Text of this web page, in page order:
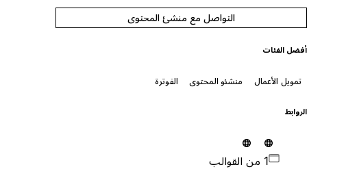
التواصل مع منشئ المحتوى
أفضل الفئات
تمويل الأعمال منشئو المحتوى الفوترة
الروابط
1 من القوالب